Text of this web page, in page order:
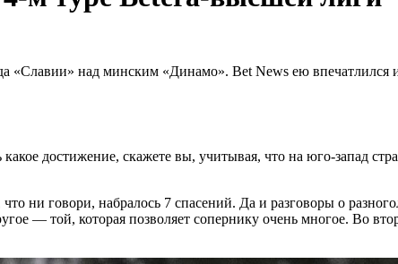
«Славии» над минским «Динамо». Bet News ею впечатлился
достижение, скажете вы, учитывая, что на юго-запад
ни говори, набралось 7 спасений. Да и разговоры о
— той, которая позволяет сопернику очень многое. Во